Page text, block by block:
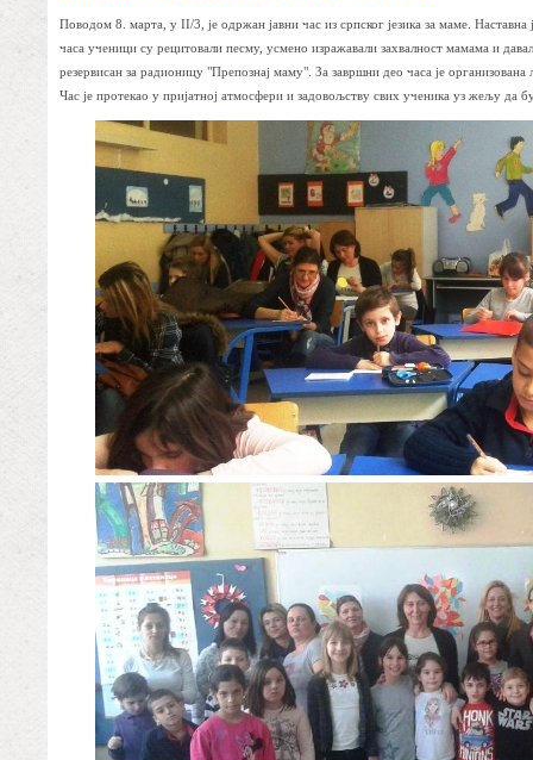
Поводом 8. марта, у II/3, је одржан јавни час из српског језика за маме.
часа ученици су рецитовали песму, усмено изражавали захвалност мамама и
резервисан за радионицу "Препознај маму". За завршни део часа је
Час је протекао у пријатној атмосфери и задовољству свих ученика уз жељу